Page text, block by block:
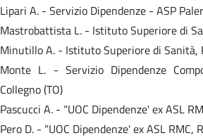
Lipari A. - Servizio Dipendenze - ASP
Mastrobattista L. - Istituto Superiore di
Minutillo A. - Istituto Superiore di Sanità,
Monte L. - Servizio Dipendenze
Collegno (TO)
Pascucci A. - “UOC Dipendenze' ex ASL
Pero D. - “UOC Dipendenze' ex ASL RMC,